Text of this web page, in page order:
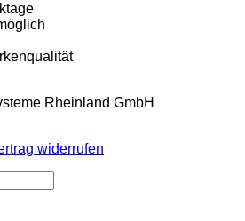
Rheinland GmbH
widerrufen